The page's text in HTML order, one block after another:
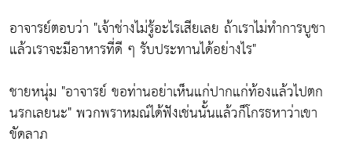
อาจารย์ตอบว่า "เจ้าช่างไม่รู้อะไรเสียเลย ถ้าเราไม่ทำการบูชา
แล้วเราจะมีอาหารที่ดี ๆ รับประทานได้อย่างไร"
ชายหนุ่ม "อาจารย์ ขอท่านอย่าเห็นแก่ปากแก่ท้องแล้วไปตก
นรกเลยนะ" พวกพราหมณ์ได้ฟังเช่นนั้นแล้วก็โกรธหาว่าเขา
ขัดลาภ